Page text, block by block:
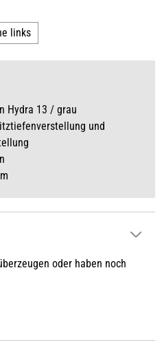
Hydra 13 / grau
und
links
oder haben noch